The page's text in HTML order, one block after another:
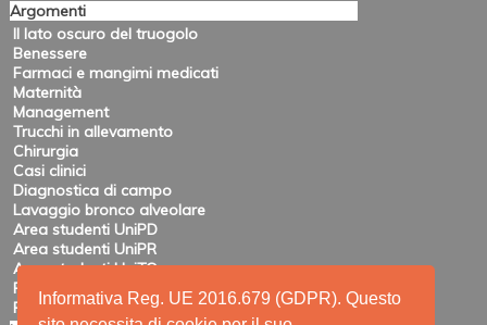
Informativa Reg. UE 2016.679 (GDPR). Questo
Argomenti
Il lato oscuro del truogolo
Benessere
Farmaci e mangimi medicati
Maternità
Management
Trucchi in allevamento
Chirurgia
Casi clinici
Diagnostica di campo
Lavaggio bronco alveolare
Area studenti UniPD
Area studenti UniPR
Area studenti UniTO
Recensioni di eventi
Pubblicazioni e ricerca